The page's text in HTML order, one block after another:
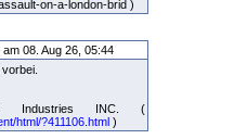
on-a-london-brid )
08. Aug 26, 05:44
INC. (
html/?411106.html )